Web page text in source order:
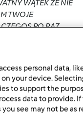
WĄTEK ZE NIE
TWOJE
PO RAZ
ZE MNIE NIE
NIE PRZEZ MYSL MI
OBIECUJE WIECEJ
JEST MI PRZYKRO
RAZ
personal data,
your device.
to support the
data to provide. If
see may not be as